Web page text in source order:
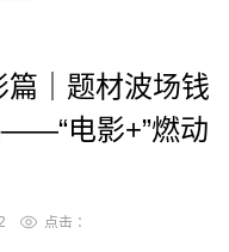
篇｜题材波场钱
电影+”燃动
点击 ：